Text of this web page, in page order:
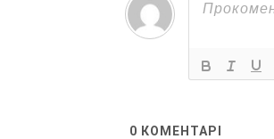
0 КОМЕНТАРІ